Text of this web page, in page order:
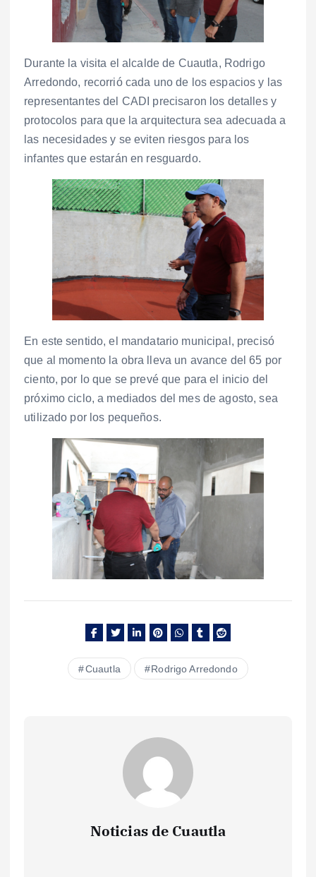
Durante la visita el alcalde de Cuautla, Rodrigo
Arredondo, recorrió cada uno de los espacios y las
representantes del CADI precisaron los detalles y
protocolos para que la arquitectura sea adecuada a
las necesidades y se eviten riesgos para los
infantes que estarán en resguardo.
En este sentido, el mandatario municipal, precisó
que al momento la obra lleva un avance del 65 por
ciento, por lo que se prevé que para el inicio del
próximo ciclo, a mediados del mes de agosto, sea
utilizado por los pequeños.
Cuautla Rodrigo Arredondo
Noticias de Cuautla